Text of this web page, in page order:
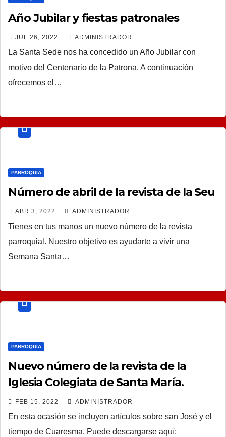
Año Jubilar y fiestas patronales
JUL 26, 2022 ADMINISTRADOR
La Santa Sede nos ha concedido un Año Jubilar con
motivo del Centenario de la Patrona. A continuación
ofrecemos el…
PARROQUIA
Número de abril de la revista de la Seu
ABR 3, 2022 ADMINISTRADOR
Tienes en tus manos un nuevo número de la revista
parroquial. Nuestro objetivo es ayudarte a vivir una
Semana Santa…
PARROQUIA
Nuevo número de la revista de la
Iglesia Colegiata de Santa María.
FEB 15, 2022 ADMINISTRADOR
En esta ocasión se incluyen artículos sobre san José y el
tiempo de Cuaresma. Puede descargarse aquí: